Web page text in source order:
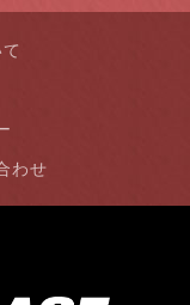
わせ